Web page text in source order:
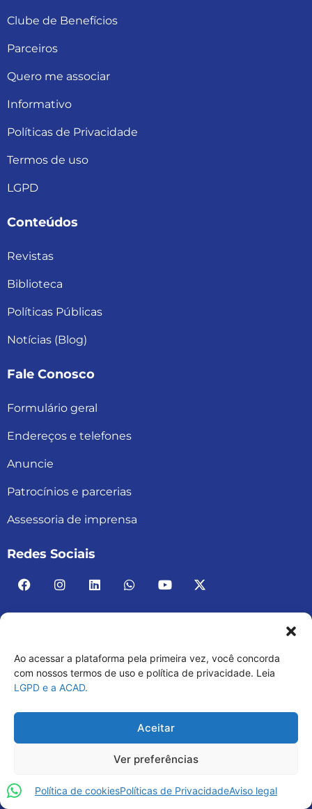
Ao acessar a plataforma pela primeira vez, você concorda
com nossos termos de uso e política de privacidade. Leia
LGPD e a ACAD.
Aceitar
Ver preferências
Política de cookiesPolíticas de PrivacidadeAviso legal
Clube de Benefícios
Parceiros
Quero me associar
Informativo
Políticas de Privacidade
Termos de uso
LGPD
Conteúdos
Revistas
Biblioteca
Políticas Públicas
Notícias (Blog)
Fale Conosco
Formulário geral
Endereços e telefones
Anuncie
Patrocínios e parcerias
Assessoria de imprensa
Redes Sociais
ACAD BRASIL – ASSOCIAÇÃO BRASILEIRA DE